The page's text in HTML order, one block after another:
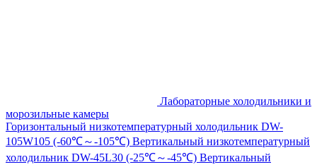
Лабораторные холодильники и
морозильные камеры
Горизонтальный низкотемпературный холодильник DW-
105W105 (-60℃～-105℃) Вертикальный низкотемпературный
холодильник DW-45L30 (-25℃～-45℃) Вертикальный